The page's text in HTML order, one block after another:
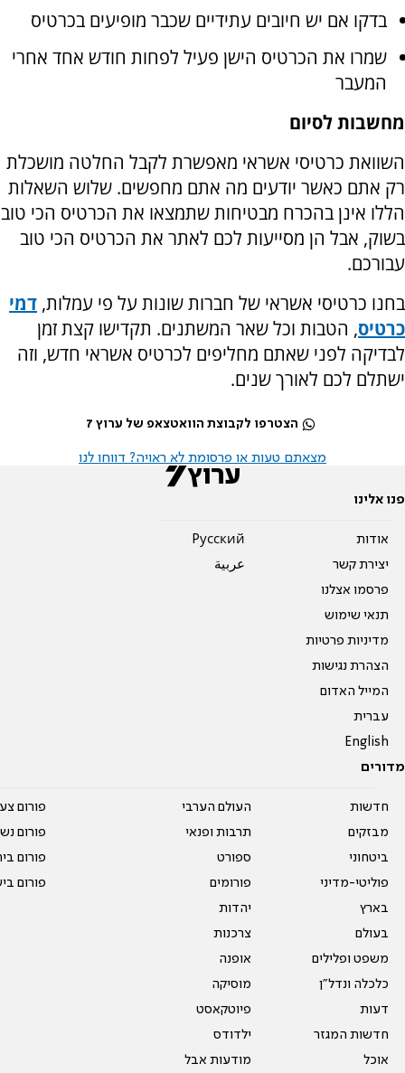
בדקו אם יש חיובים עתידיים שכבר מופיעים בכרטיס
שמרו את הכרטיס הישן פעיל לפחות חודש אחד אחרי
המעבר
מחשבות לסיום
השוואת כרטיסי אשראי מאפשרת לקבל החלטה מושכלת
רק אתם כאשר יודעים מה אתם מחפשים. שלוש השאלות
הללו אינן בהכרח מבטיחות שתמצאו את הכרטיס הכי טוב
בשוק, אבל הן מסייעות לכם לאתר את הכרטיס הכי טוב
עבורכם.
בחנו כרטיסי אשראי של חברות שונות על פי עמלות, דמי
כרטיס, הטבות וכל שאר המשתנים. תקדישו קצת זמן
לבדיקה לפני שאתם מחליפים לכרטיס אשראי חדש, וזה
ישתלם לכם לאורך שנים.
הצטרפו לקבוצת הוואטצאפ של ערוץ 7
מצאתם טעות או פרסומת לא ראויה? דווחו לנו
פנו אלינו
אודות
יצירת קשר
פרסמו אצלנו
תנאי שימוש
מדיניות פרטיות
הצהרת נגישות
המייל האדום
עברית
English
Pусский
عربية
מדורים
חדשות
מבזקים
ביטחוני
פוליטי-מדיני
בארץ
בעולם
משפט ופלילים
כלכלה ונדל"ן
דעות
חדשות המגזר
אוכל
העולם הערבי
תרבות ופנאי
ספורט
פורומים
יהדות
צרכנות
אופנה
מוסיקה
פיוטקאסט
ילדודס
מודעות אבל
פורום
פורום
פורום
פורום